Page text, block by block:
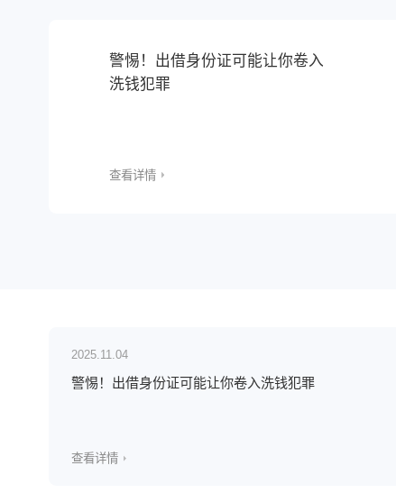
警惕！出借身份证可能让你卷入
洗钱犯罪
查看详情
2025.11.04
警惕！出借身份证可能让你卷入洗钱犯罪
查看详情